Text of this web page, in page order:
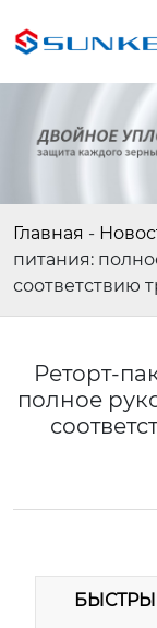
Главная -
питания:
соответствию
Реторт-
полное